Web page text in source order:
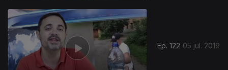
Ep. 122 05 jul. 2019